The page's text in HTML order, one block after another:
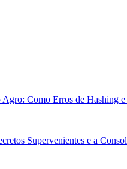
Como Erros de Hashing
Supervenientes e a